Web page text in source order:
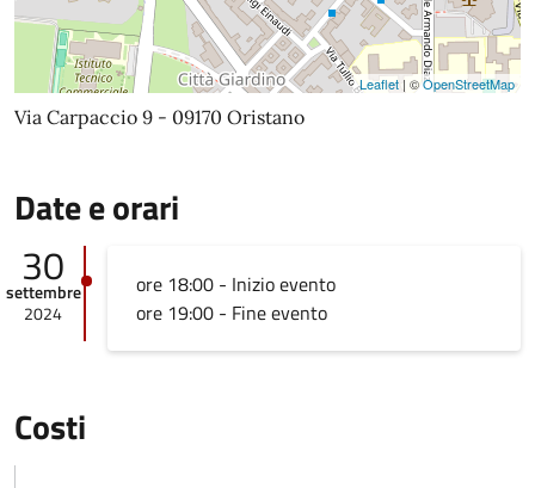
Leaflet | ©OpenStreetMap
Via Carpaccio 9 - 09170 Oristano
Date e orari
30
settembre
2024
ore 18:00 - Inizio evento
ore 19:00 - Fine evento
Costi